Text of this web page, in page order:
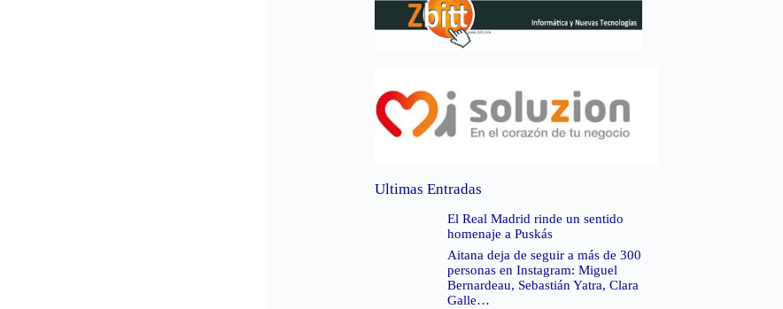
Ultimas Entradas
El Real Madrid rinde un sentido
homenaje a Puskás
Aitana deja de seguir a más de 300
personas en Instagram: Miguel
Bernardeau, Sebastián Yatra, Clara
Galle…